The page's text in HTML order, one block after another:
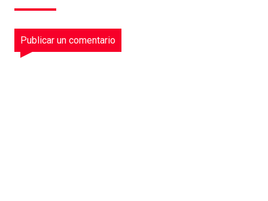
Publicar un comentario